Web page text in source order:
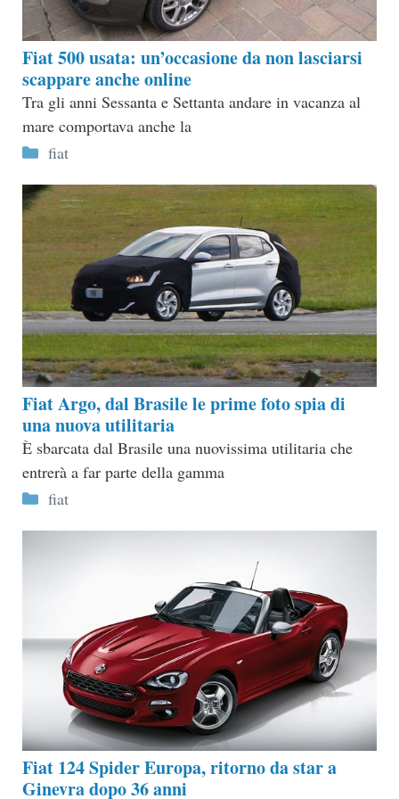
Fiat 500 usata: un’occasione da non lasciarsi
scappare anche online
Tra gli anni Sessanta e Settanta andare in vacanza al
mare comportava anche la
Categorie
fiat
Fiat Argo, dal Brasile le prime foto spia di
una nuova utilitaria
È sbarcata dal Brasile una nuovissima utilitaria che
entrerà a far parte della gamma
Categorie
fiat
Fiat 124 Spider Europa, ritorno da star a
Ginevra dopo 36 anni